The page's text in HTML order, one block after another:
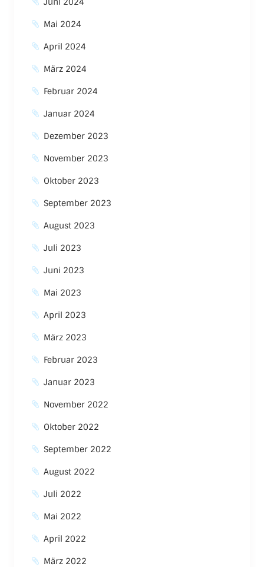
Mai 2024
April 2024
März 2024
Februar 2024
Januar 2024
Dezember 2023
November 2023
Oktober 2023
September 2023
August 2023
Juli 2023
Juni 2023
Mai 2023
April 2023
März 2023
Februar 2023
Januar 2023
November 2022
Oktober 2022
September 2022
August 2022
Juli 2022
Mai 2022
April 2022
März 2022